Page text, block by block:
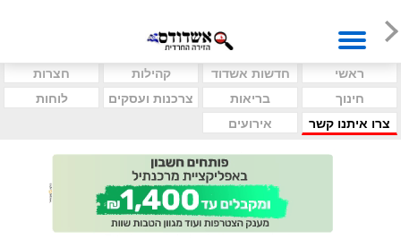
ראשי חדשות אשדוד קהילות
חצרות
חינוך
בריאות צרכנות ועסקים
לוחות
צרו איתנו קשר
אירועים